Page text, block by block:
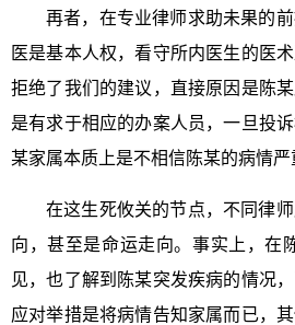
再者，在专业律师求助未果的
医是基本人权，看守所内医生的医
拒绝了我们的建议，直接原因是陈
是有求于相应的办案人员，一旦投
某家属本质上是不相信陈某的病情
在这生死攸关的节点，不同律
向，甚至是命运走向。事实上，在
见，也了解到陈某突发疾病的情况
应对举措是将病情告知家属而已，